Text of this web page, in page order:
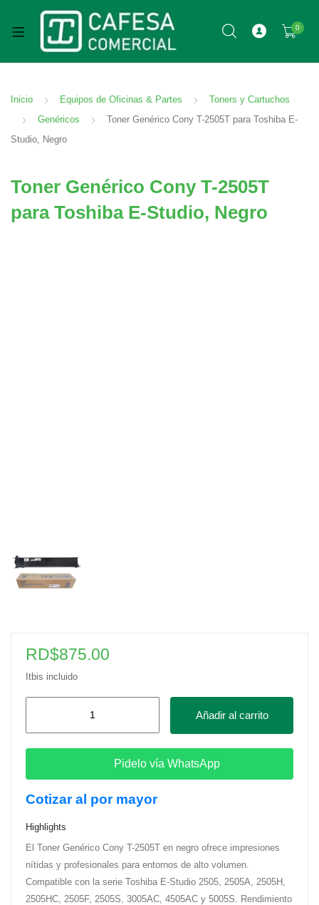
0
Inicio Equipos de Oficinas & Partes
Toners y Cartuchos
Genéricos
Toner Genérico Cony T-2505T para Toshiba E-
Studio, Negro
Toner Genérico Cony T-2505T
para Toshiba E-Studio, Negro
RD$875.00
Itbis incluido
2505T
para
Studio,
cantidad
Añadir al carrito
Pidelo vía WhatsApp
Cotizar al por mayor
Highlights
El Toner Genérico Cony T-2505T en negro ofrece impresiones
nítidas y profesionales para entornos de alto volumen.
Compatible con la serie Toshiba E-Studio 2505, 2505A, 2505H,
2505HC, 2505F, 2505S, 3005AC, 4505AC y 5005S. Rendimiento